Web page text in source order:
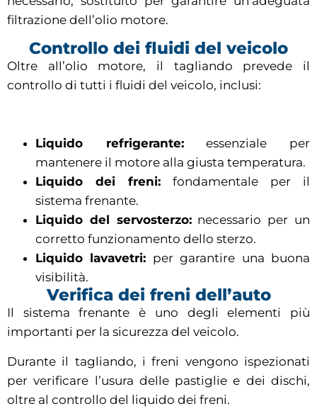
filtrazione dell’olio motore.
Controllo dei fluidi del veicolo
Oltre all’olio motore, il tagliando prevede il
controllo di tutti i fluidi del veicolo, inclusi:
Liquido refrigerante:essenziale per
mantenere il motore alla giusta temperatura.
Liquido dei freni: fondamentale per il
sistema frenante.
Liquido del servosterzo:necessario per un
corretto funzionamento dello sterzo.
Liquido lavavetri: per garantire una buona
visibilità.
Verifica dei freni dell’auto
Il sistema frenante è uno degli elementi più
importanti per la sicurezza del veicolo.
Durante il tagliando, i freni vengono ispezionati
per verificare l’usura delle pastiglie e dei dischi,
oltre al controllo del liquido dei freni.